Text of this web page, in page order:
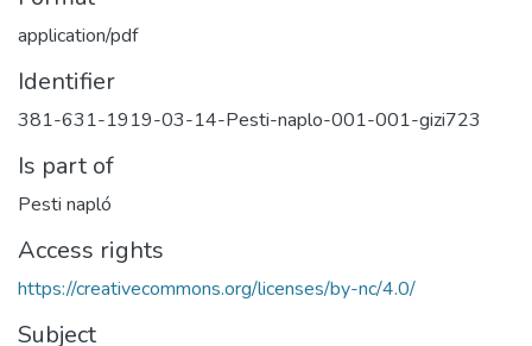
application/pdf
Identifier
381-631-1919-03-14-Pesti-naplo-001-001-gizi723
Is part of
Pesti napló
Access rights
https://creativecommons.org/licenses/by-nc/4.0/
Subject